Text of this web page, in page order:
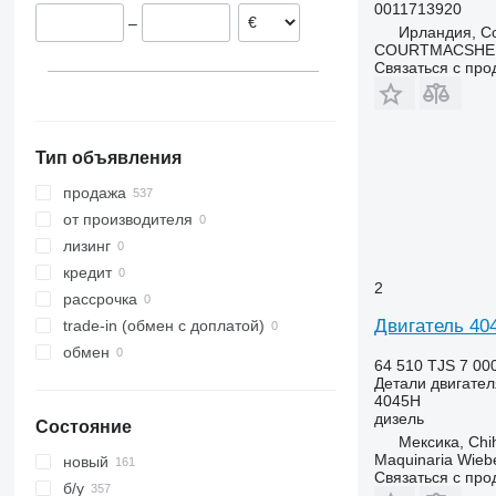
TW
2650
3340
3350
3400
3420
3640
4040
4055
5820
6090 RC
6100 M
6100 RC
6115
6120
6120 M
6130
6260
8480
8737
Латвия
–
Тип объявления
продажа
от производителя
лизинг
кредит
рассрочка
trade-in (обмен с доплатой)
обмен
Состояние
новый
б/у
0011713920
Ирландия,
Связаться с
2
Двигатель
64 510 TJS 7
Детали
4045H
дизель
Мексика,
Maquinaria
Связаться с